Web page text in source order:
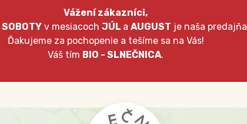
Vážení zákazníci,
SOBOTYv mesiacoch JÚL a AUGUST je naša predajňa
Ďakujeme za pochopenie a tešíme sa na Vás!
Váš tím BIO - SLNEČNICA.